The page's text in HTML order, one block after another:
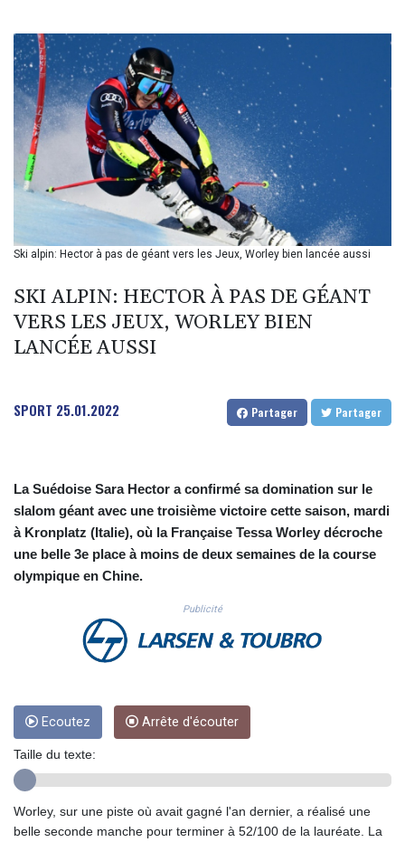
BMD 1.153523
BND 1.477975
BOB 13.708472
BRL 5.882279
BSD 1.153383
BTN 109.752598
BWP 15.568217
BYN 3.434433
BYR 22609.049164
BZD 2.319643
CAD 1.616126
CDF 2606.961815
CLF 0.026734
CLP 1055.612189
CRC 524.321776
CUC 1.153523
DJF 205.391597
DKK 7.475497
DOP 67.329861
DZD 153.461287
ETB 186.159691
FJD 2.553842
GGP 0.857346
GHS 13.535365
GMD 85.360325
GTQ 8.80021
GYD 241.302858
Ski alpin: Hector à pas de géant vers les Jeux, Worley bien lancée aussi
SKI ALPIN: HECTOR À PAS DE GÉANT
VERS LES JEUX, WORLEY BIEN
LANCÉE AUSSI
SPORT 25.01.2022 Partager Partager
La Suédoise Sara Hector a confirmé sa domination sur le
slalom géant avec une troisième victoire cette saison, mardi
à Kronplatz (Italie), où la Française Tessa Worley décroche
une belle 3e place à moins de deux semaines de la course
olympique en Chine.
Publicité
Ecoutez Arrête d'écouter
Taille du texte:
Worley, sur une piste où avait gagné l'an dernier, a réalisé une
belle seconde manche pour terminer à 52/100 de la lauréate. La